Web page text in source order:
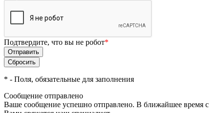
Подтвердите, что вы не робот*
* - Поля, обязательные для заполнения
Сообщение отправлено
Ваше сообщение успешно отправлено. В ближайшее время с